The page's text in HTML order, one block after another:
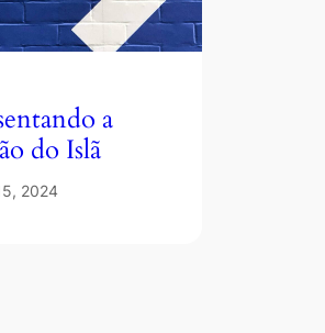
a
do Islã
2024